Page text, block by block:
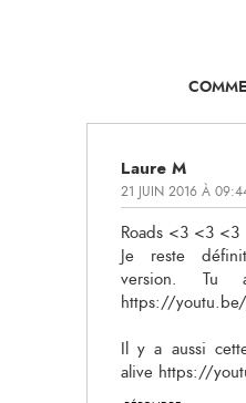
Laure M
21 JUIN 2016 À
Roads <3 <3 <3
Je reste
version.
https://
Il y a aussi
alive https://